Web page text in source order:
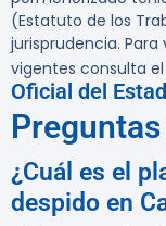
(Estatuto de los
jurisprudencia.
vigentes consulta
Oficial del
¿Cuál es el
despido en